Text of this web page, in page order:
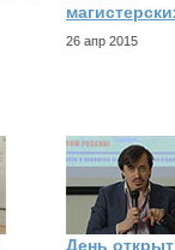
26 апр 2015
День